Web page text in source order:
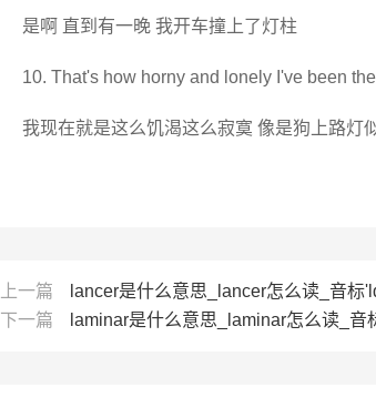
是啊 直到有一晚 我开车撞上了灯柱
10. That's how horny and lonely I've been
我现在就是这么饥渴这么寂寞 像是狗上路灯
上一篇
lancer是什么意思_lancer怎么读_音标
下一篇
laminar是什么意思_laminar怎么读_音